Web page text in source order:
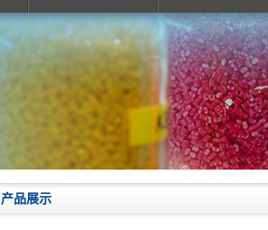
产品展示